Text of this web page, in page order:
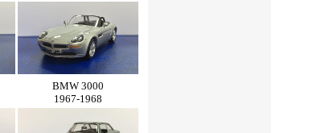
BMW 3000
1967-1968